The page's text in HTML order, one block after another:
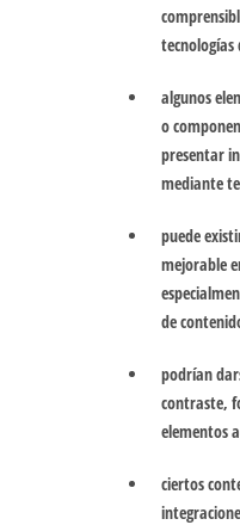
tecnologías
algunos
o
presentar
mediante
puede
mejorable
de
podrían
contraste,
elementos
ciertos